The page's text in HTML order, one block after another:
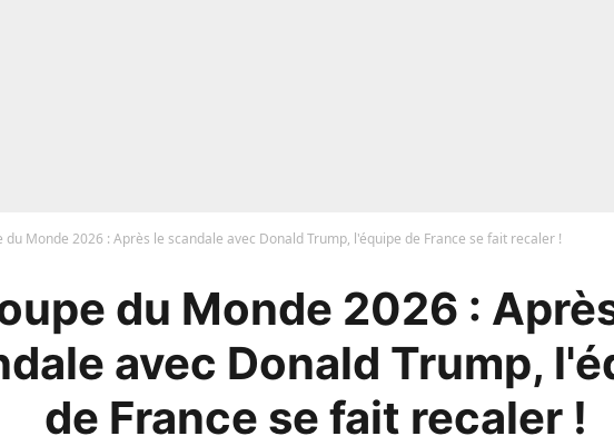
du Monde 2026 : Après le scandale avec Donald Trump, l'équipe de France se fait recaler !
du Monde 2026 :
avec Donald Trump,
de France se fait recaler !